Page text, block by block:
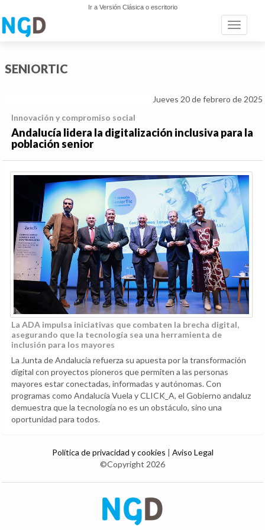
Ir a Versión Clásica o escritorio
Toggle
SENIORTIC
Jueves 20 de febrero de 2025
Innovación y compromiso social
Andalucía lidera la digitalización inclusiva para la
población senior
La ADA impulsa iniciativas que combaten la brecha digital,
asegurando que la tecnología sea una herramienta de
inclusión para los mayores
La Junta de Andalucía refuerza su apuesta por la transformación
digital con proyectos pioneros que permiten a las personas
mayores estar conectadas, informadas y autónomas. Con
programas como Andalucía Vuela y CLICK_A, el Gobierno andaluz
demuestra que la tecnología no es un obstáculo, sino una
oportunidad para todos.
Política de privacidad y cookies | Aviso Legal
©Copyright 2026